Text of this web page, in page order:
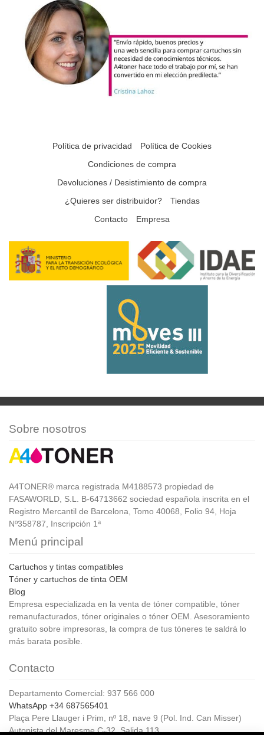
Política de privacidad
Política de Cookies
Condiciones de compra
Devoluciones / Desistimiento de compra
¿Quieres ser distribuidor?
Tiendas
Contacto
Empresa
Sobre nosotros
A4TONER® marca registrada M4188573 propiedad de
FASAWORLD, S.L. B-64713662 sociedad española inscrita en el
Registro Mercantil de Barcelona, Tomo 40068, Folio 94, Hoja
Nº358787, Inscripción 1ª
Menú principal
Cartuchos y tintas compatibles
Tóner y cartuchos de tinta OEM
Blog
Empresa especializada en la venta de tóner compatible, tóner
remanufacturados, tóner originales o tóner OEM. Asesoramiento
gratuito sobre impresoras, la compra de tus tóneres te saldrá lo
más barata posible.
Contacto
Departamento Comercial: 937 566 000
WhatsApp +34 687565401
Plaça Pere Llauger i Prim, nº 18, nave 9 (Pol. Ind. Can Misser)
Autopista del Maresme C-32, Salida 113